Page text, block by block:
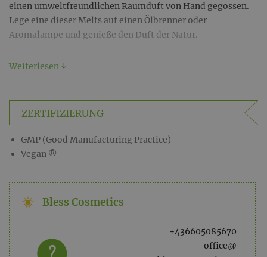
einen umweltfreundlichen Raumduft von Hand gegossen.
Lege eine dieser Melts auf einen Ölbrenner oder
Aromalampe und genieße den Duft der Natur.
- 5 Stück
- nachhaltige ökologische Verpackung
- ökologisch
- mineralölfrei
- ohne synthetische, künstliche Duftstoffe
- hochwertige EU Rohstofflieferanten
Weiterlesen ↓
ZERTIFIZIERUNG
GMP (Good Manufacturing Practice)
Vegan ®
Bless Cosmetics
+436605085670
office@